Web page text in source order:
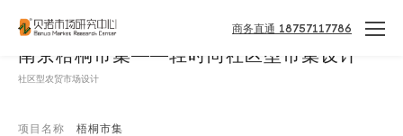
商务直通 18757117786
南京梧桐市集——轻时尚社区型市集设计
社区型农贸市场设计
项目名称
梧桐市集